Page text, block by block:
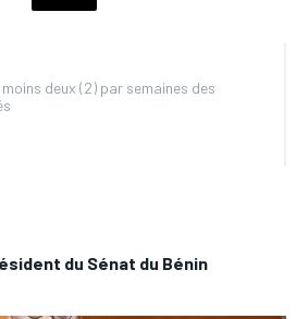
deux (2) par semaines des
du Sénat du Bénin